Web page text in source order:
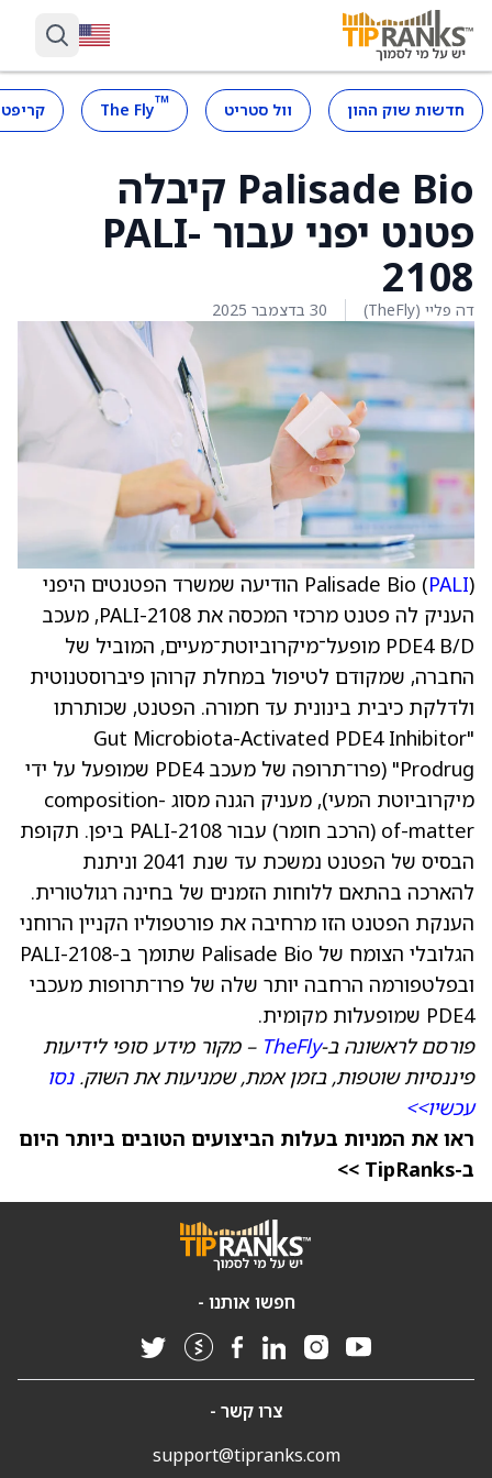
חדשות שוק ההון וול סטריט ™
The Fly
Palisade Bio קיבלה
פטנט יפני עבור PALI-
2108
דה פליי (TheFly) 30 בדצמבר 2025
Palisade Bio (PALI
) הודיעה שמשרד הפטנטים היפני
העניק לה פטנט מרכזי המכסה את ‏PALI-2108, מעכב
‏PDE4 B/D‏ מופעל־מיקרוביוטת־מעיים, המוביל של
החברה, שמקודם לטיפול במחלת קרוהן פיברוסטנוטית
ולדלקת כיבית בינונית עד חמורה. הפטנט, שכותרתו
"Gut Microbiota-Activated PDE4 Inhibitor
Prodrug" (פרו־תרופה של מעכב PDE4 שמופעל על ידי
מיקרוביוטת המעי), מעניק הגנה מסוג composition-
of-matter (הרכב חומר) עבור PALI-2108 ביפן. תקופת
הבסיס של הפטנט נמשכת עד שנת 2041 וניתנת
להארכה בהתאם ללוחות הזמנים של בחינה רגולטורית.
הענקת הפטנט הזו מרחיבה את פורטפוליו הקניין הרוחני
הגלובלי הצומח של Palisade Bio שתומך ב-PALI-2108
ובפלטפורמה הרחבה יותר שלה של פרו־תרופות מעכבי
פורסם לראשונה ב-TheFly – מקור מידע סופי לידיעות
פיננסיות שוטפות, בזמן אמת, שמניעות את השוק.נסו
עכשיו>>
ראו את המניות בעלות הביצועים הטובים ביותר היום
ב-TipRanks >>
חפשו אותנו -
צרו קשר -
support@tipranks.com